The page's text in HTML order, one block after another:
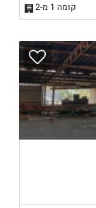
קומה 1 מ-2